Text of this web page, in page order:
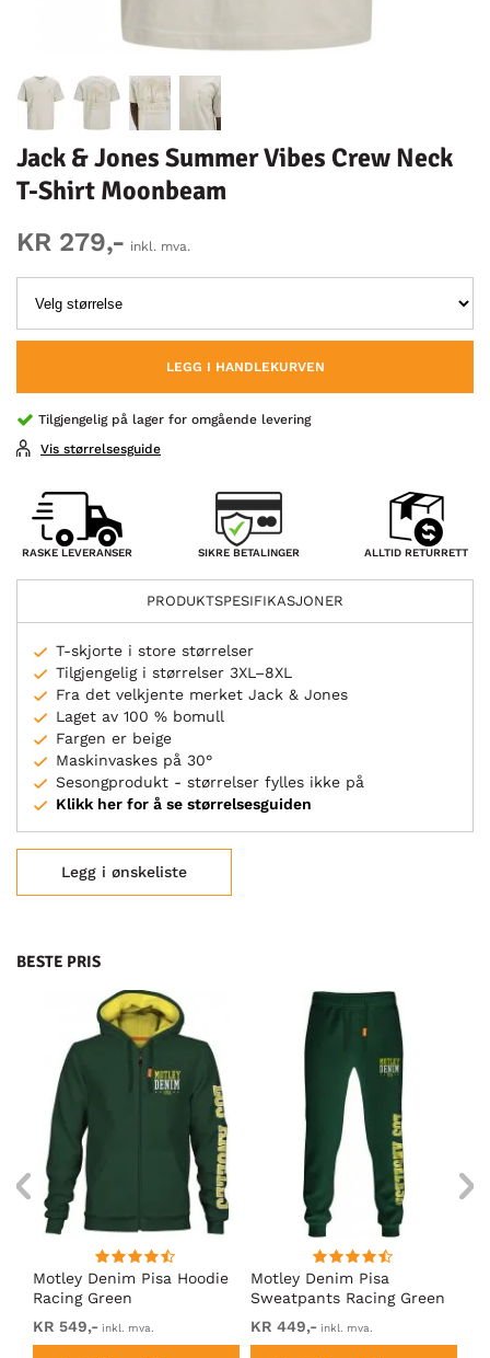
Jack & Jones Summer Vibes Crew Neck
T-Shirt Moonbeam
KR 279,- inkl. mva.
LEGG I HANDLEKURVEN
Tilgjengelig på lager for omgående levering
Vis størrelsesguide
RASKE LEVERANSER SIKRE BETALINGER ALLTID RETURRETT
PRODUKTSPESIFIKASJONER
T-skjorte i store størrelser
Tilgjengelig i størrelser 3XL–8XL
Fra det velkjente merket Jack & Jones
Laget av 100 % bomull
Fargen er beige
Maskinvaskes på 30°
Sesongprodukt - størrelser fylles ikke på
Klikk her for å se størrelsesguiden
Legg i ønskeliste
BESTE PRIS
Motley Denim Pisa Hoodie
Racing Green
KR 549,- inkl. mva.
Motley Denim Pisa
Sweatpants Racing Green
KR 449,- inkl. mva.